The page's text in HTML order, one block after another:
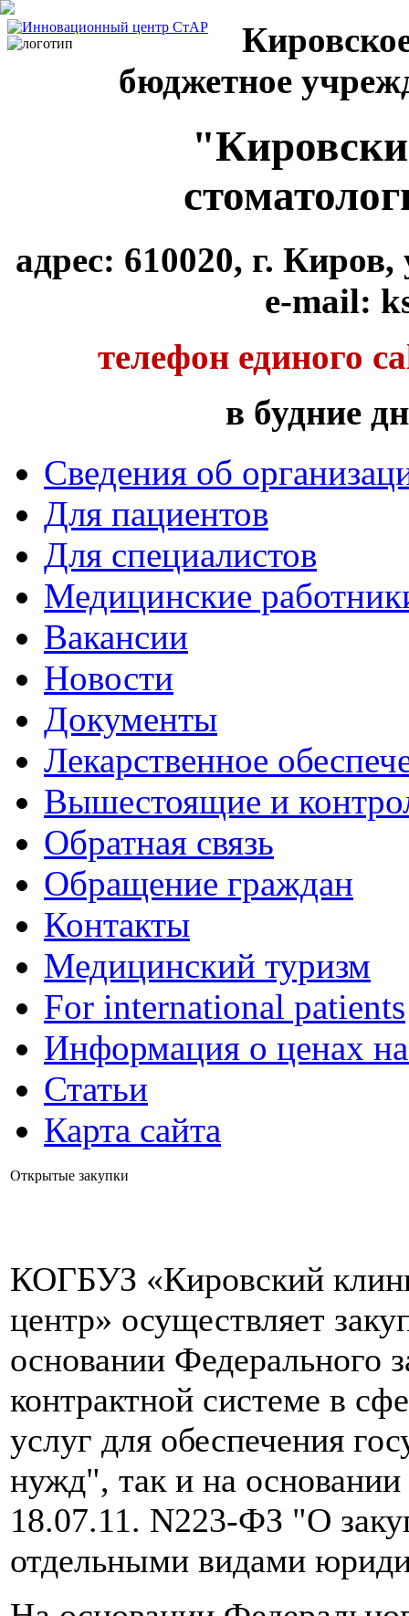
бюджетное
адрес: 610020, г.
e-mail:
телефон единого
в будние
Сведения об
Для пациентов
Для специалистов
Медицинские
Вакансии
Новости
Документы
Лекарственное
Вышестоящие и
Обратная связь
Обращение граждан
Контакты
Медицинский туризм
For international patients
Информация о ценах
Статьи
Карта сайта
Открытые закупки
КОГБУЗ «Кировский
центр» осуществляет
основании Федерального
контрактной системе в
услуг для обеспечения
нужд", так и на основании
18.07.11. N223-ФЗ "О
отдельными видами